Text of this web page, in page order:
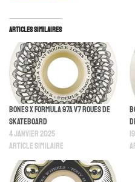
Articles similaires
Bones X Formula 97A V7 Roues De
Skateboard
4 janvier 2025
Article similaire